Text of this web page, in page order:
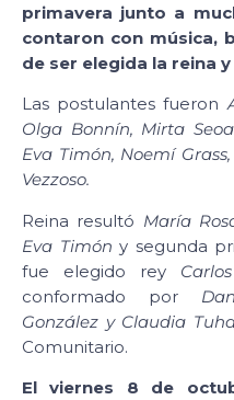
primavera junto a
contaron con música,
de ser elegida la reina
Las postulantes fueron
Olga Bonnín, Mirta
Eva Timón, Noemí
Vezzoso.
Reina resultó María
Eva Timón y segunda
fue elegido rey
conformado por
González y Claudia
Comunitario.
El viernes 8 de